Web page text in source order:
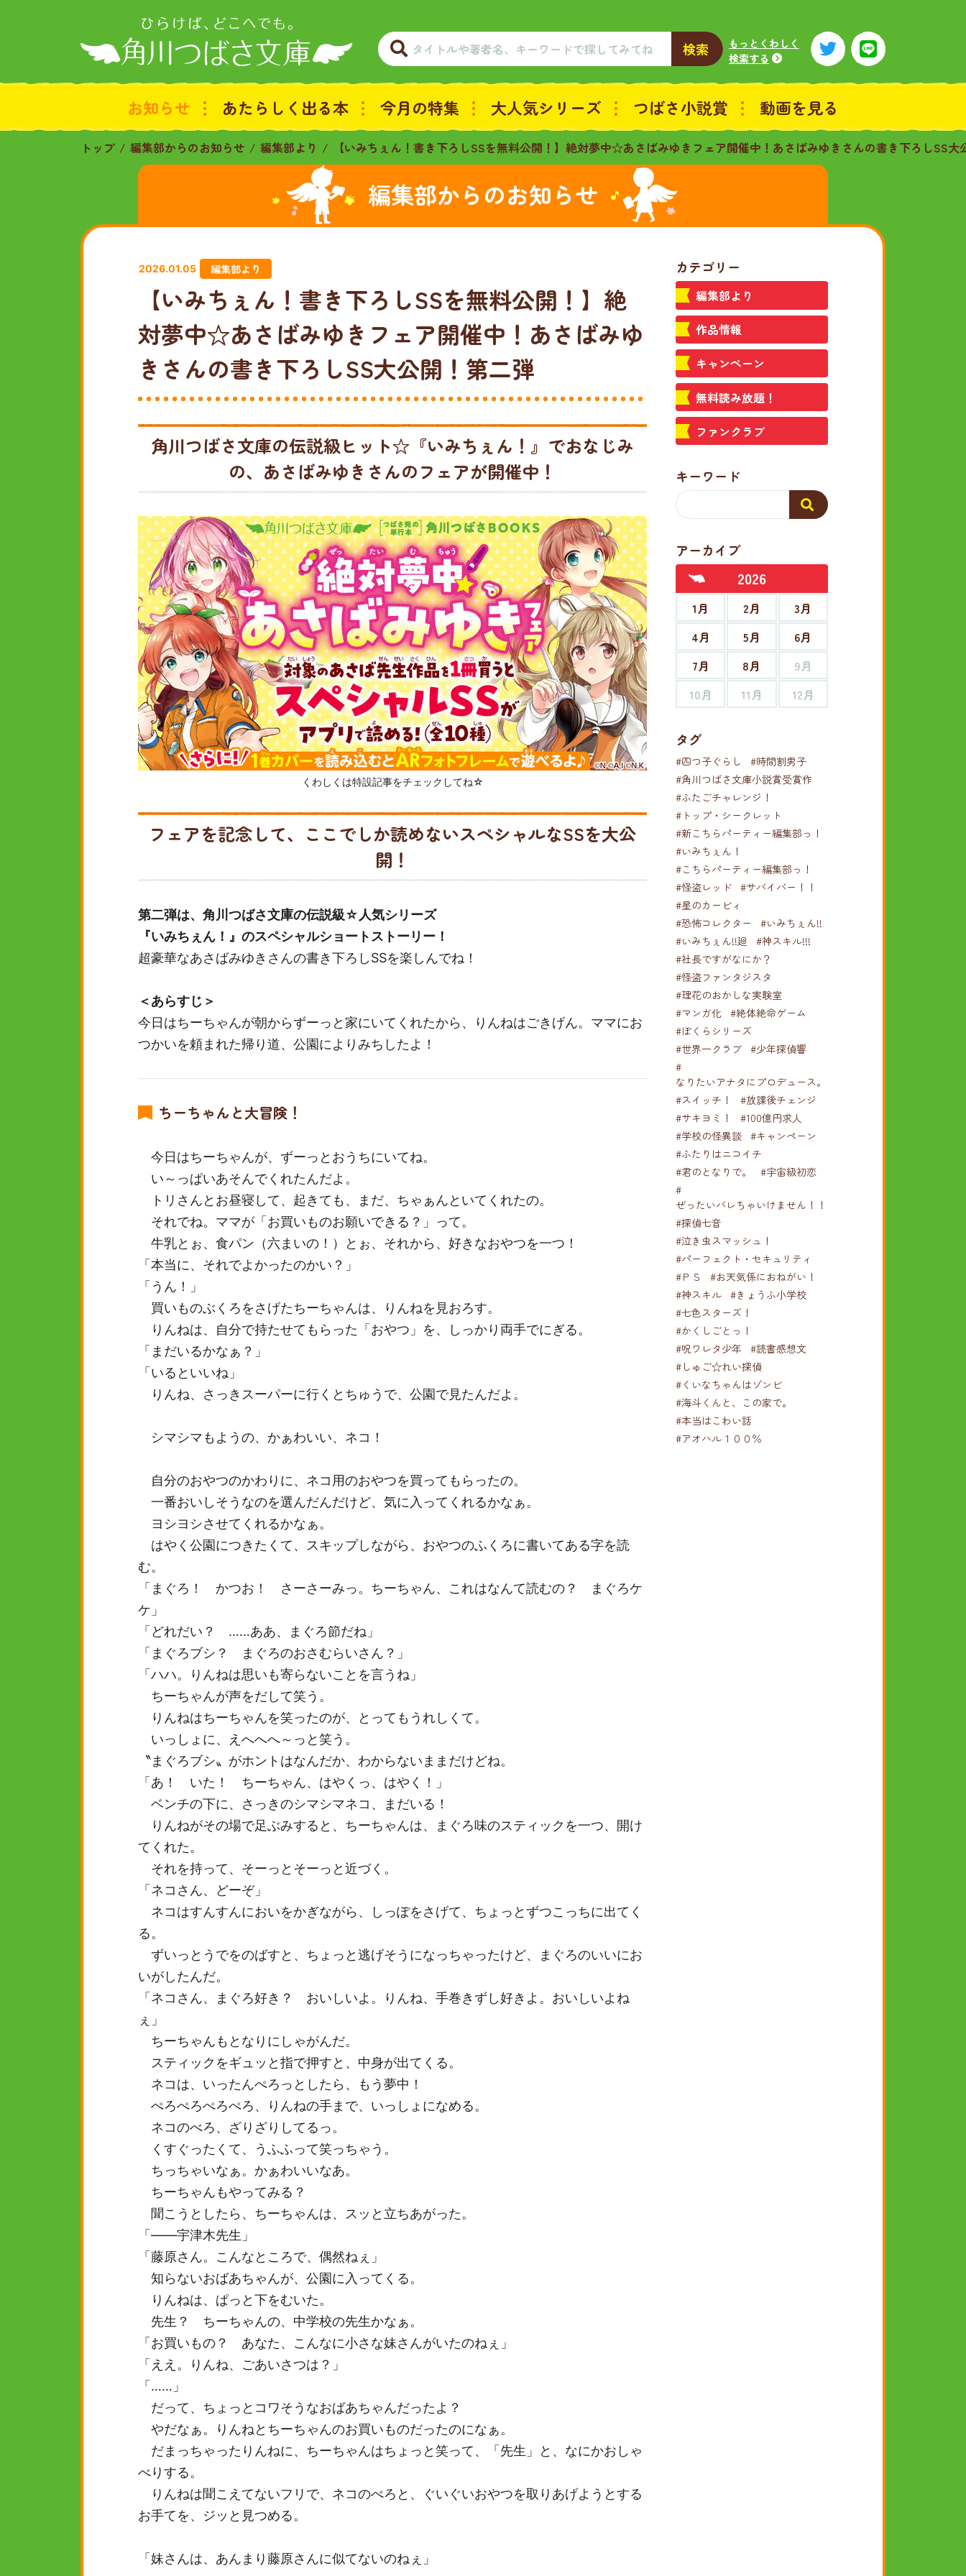
検索
もっとくわしく
検索する
お知らせ あたらしく出る本 今月の特集 大人気シリーズ つばさ小説賞 動画を見る
トップ 編集部からのお知らせ 編集部より 【いみちぇん！書き下ろしSSを無料公開！】絶対夢中☆あさばみゆきフェア開催中！あさばみゆきさんの書き下ろしSS大
編集部からのお知らせ
2026.01.05 編集部より
【いみちぇん！書き下ろしSSを無料公開！】絶
対夢中☆あさばみゆきフェア開催中！あさばみゆ
きさんの書き下ろしSS大公開！第二弾
角川つばさ文庫の伝説級ヒット☆『いみちぇん！』でおなじみ
の、あさばみゆきさんのフェアが開催中！
くわしくは特設記事をチェックしてね☆
フェアを記念して、ここでしか読めないスペシャルなSSを大公
開！
第二弾は、角川つばさ文庫の伝説級☆人気シリーズ
『いみちぇん！』のスペシャルショートストーリー！
超豪華なあさばみゆきさんの書き下ろしSSを楽しんでね！
＜あらすじ＞
今日はちーちゃんが朝からずーっと家にいてくれたから、りんねはごきげん。ママにお
つかいを頼まれた帰り道、公園によりみちしたよ！
ちーちゃんと大冒険！
今日はちーちゃんが、ずーっとおうちにいてね。
い～っぱいあそんでくれたんだよ。
トリさんとお昼寝して、起きても、まだ、ちゃぁんといてくれたの。
それでね。ママが「お買いものお願いできる？」って。
牛乳とぉ、食パン（六まいの！）とぉ、それから、好きなおやつを一つ！
「本当に、それでよかったのかい？」
「うん！」
買いものぶくろをさげたちーちゃんは、りんねを見おろす。
りんねは、自分で持たせてもらった「おやつ」を、しっかり両手でにぎる。
「まだいるかなぁ？」
「いるといいね」
りんね、さっきスーパーに行くとちゅうで、公園で見たんだよ。
シマシマもようの、かぁわいい、ネコ！
自分のおやつのかわりに、ネコ用のおやつを買ってもらったの。
一番おいしそうなのを選んだんだけど、気に入ってくれるかなぁ。
ヨシヨシさせてくれるかなぁ。
はやく公園につきたくて、スキップしながら、おやつのふくろに書いてある字を読
む。
「まぐろ！ かつお！ さーさーみっ。ちーちゃん、これはなんて読むの？ まぐろケ
ケ」
「どれだい？ ……ああ、まぐろ節だね」
「まぐろブシ？ まぐろのおさむらいさん？」
「ハハ。りんねは思いも寄らないことを言うね」
ちーちゃんが声をだして笑う。
りんねはちーちゃんを笑ったのが、とってもうれしくて。
いっしょに、えへへへ～っと笑う。
〝まぐろブシ〟がホントはなんだか、わからないままだけどね。
「あ！ いた！ ちーちゃん、はやくっ、はやく！」
ベンチの下に、さっきのシマシマネコ、まだいる！
りんねがその場で足ぶみすると、ちーちゃんは、まぐろ味のスティックを一つ、開け
てくれた。
それを持って、そーっとそーっと近づく。
「ネコさん、どーぞ」
ネコはすんすんにおいをかぎながら、しっぽをさげて、ちょっとずつこっちに出てく
る。
ずいっとうでをのばすと、ちょっと逃げそうになっちゃったけど、まぐろのいいにお
いがしたんだ。
「ネコさん、まぐろ好き？ おいしいよ。りんね、手巻きずし好きよ。おいしいよね
ぇ」
ちーちゃんもとなりにしゃがんだ。
スティックをギュッと指で押すと、中身が出てくる。
ネコは、いったんぺろっとしたら、もう夢中！
ぺろぺろぺろぺろ、りんねの手まで、いっしょになめる。
ネコのべろ、ざりざりしてるっ。
くすぐったくて、うふふって笑っちゃう。
ちっちゃいなぁ。かぁわいいなあ。
ちーちゃんもやってみる？
聞こうとしたら、ちーちゃんは、スッと立ちあがった。
「――宇津木先生」
「藤原さん。こんなところで、偶然ねぇ」
知らないおばあちゃんが、公園に入ってくる。
りんねは、ぱっと下をむいた。
先生？ ちーちゃんの、中学校の先生かなぁ。
「お買いもの？ あなた、こんなに小さな妹さんがいたのねぇ」
「ええ。りんね、ごあいさつは？」
「……」
だって、ちょっとコワそうなおばあちゃんだったよ？
やだなぁ。りんねとちーちゃんのお買いものだったのになぁ。
だまっちゃったりんねに、ちーちゃんはちょっと笑って、「先生」と、なにかおしゃ
べりする。
りんねは聞こえてないフリで、ネコのべろと、ぐいぐいおやつを取りあげようとする
お手てを、ジッと見つめる。
「妹さんは、あんまり藤原さんに似てないのねぇ」
カテゴリー
編集部より
作品情報
キャンペーン
無料読み放題！
ファンクラブ
キーワード
アーカイブ
2026
1月 2月
3月
4月
5月
6月
7月
8月
9月
10月
11月 12月
タグ
#四つ子ぐらし
#時間割男子
#角川つばさ文庫小説賞受賞作
#ふたごチャレンジ！
#トップ・シークレット
#新こちらパーティー編集部っ！
#いみちぇん！
#こちらパーティー編集部っ！
#怪盗レッド #サバイバー！！
#星のカービィ
#恐怖コレクター
#いみちぇん!!
#いみちぇん!!廻
#神スキル!!!
#社長ですがなにか？
#怪盗ファンタジスタ
#理花のおかしな実験室
#マンガ化 #絶体絶命ゲーム
#ぼくらシリーズ
#世界一クラブ #少年探偵響
#
なりたいアナタにプロデュース。
#スイッチ！
#放課後チェンジ
#サキヨミ！
#100億円求人
#学校の怪異談 #キャンペーン
#ふたりはニコイチ
#君のとなりで。
#宇宙級初恋
#
ぜったいバレちゃいけません！！！
#探偵七音
#泣き虫スマッシュ！
#パーフェクト・セキュリティ
#ＰＳ
#お天気係におねがい！
#神スキル #きょうふ小学校
#七色スターズ！
#かくしごとっ！
#呪ワレタ少年
#読書感想文
#しゅご☆れい探偵
#くいなちゃんはゾンビ
#海斗くんと、この家で。
#本当はこわい話
#アオハル１００％